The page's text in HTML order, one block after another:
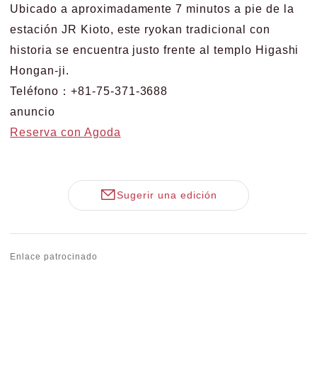
Ubicado a aproximadamente 7 minutos a pie de la
estación JR Kioto, este ryokan tradicional con
historia se encuentra justo frente al templo Higashi
Hongan-ji.
Teléfono：+81-75-371-3688
anuncio
Reserva con Agoda
Sugerir una edición
Enlace patrocinado